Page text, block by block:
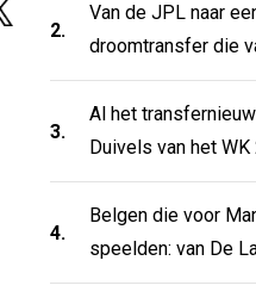
2.
Van de JPL naar
droomtransfer die
3.
Al het
Duivels van het WK
4.
Belgen die voor
speelden: van De